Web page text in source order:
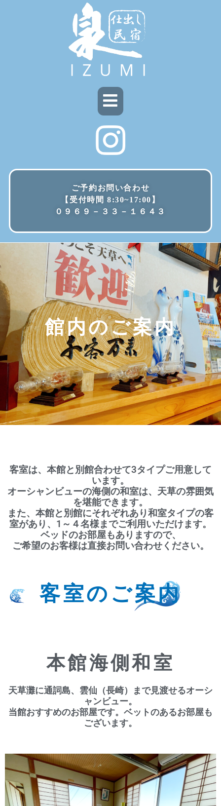
メ
ニ
ュ
ー
ご予約お問い合わせ
【受付時間 8:30~17:00】
０９６９－３３－１６４３
館内のご案内
客室は、本館と別館合わせて3タイプご用意して
います。
オーシャンビューの海側の和室は、天草の雰囲気
を堪能できます。
また、本館と別館にそれぞれあり和室タイプの客
室があり、1～４名様までご利用いただけます。
ベッドのお部屋もありますので、
ご希望のお客様は直接お問い合わせください。
客室のご案内
本館海側和室
天草灘に通詞島、雲仙（長崎）まで見渡せるオーシ
ャンビュー。
当館おすすめのお部屋です。ベットのあるお部屋も
ございます。